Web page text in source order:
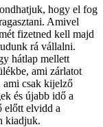
hogy el fog
Amivel
fizetned kell majd
rá vállalni.
hátlap mellett
ami zárlatot
ami csak kijelző
és újabb idő a
előtt elvidd a
kiadjuk.